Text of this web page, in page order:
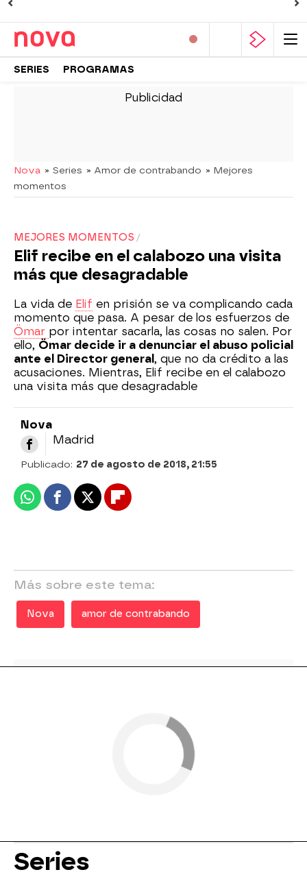
SERIES PROGRAMAS
Nova » Series » Amor de contrabando » Mejores
momentos
MEJORES MOMENTOS
Elif recibe en el calabozo una visita
más que desagradable
La vida de Elif en prisión se va complicando cada
momento que pasa. A pesar de los esfuerzos de
Ömar por intentar sacarla, las cosas no salen. Por
ello, Ömar decide ir a denunciar el abuso policial
ante el Director general , que no da crédito a las
acusaciones. Mientras, Elif recibe en el calabozo
una visita más que desagradable
Nova
Madrid
Publicado: 27 de agosto de 2018, 21:55
WhatsappFacebook
X Flipboard
Más sobre este tema:
Nova amor de contrabando
Series